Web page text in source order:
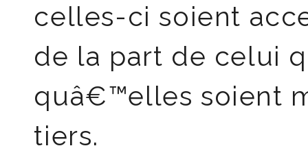
celles-ci soient
de la part de celui
quâ€™elles soient
tiers.